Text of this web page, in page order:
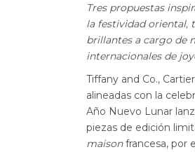
Tres propuestas
la festividad oriental,
brillantes a cargo de
internacionales de
Tiffany and Co.,
alineadas con la
Año Nuevo Lunar
piezas de edición
maisonfrancesa, por